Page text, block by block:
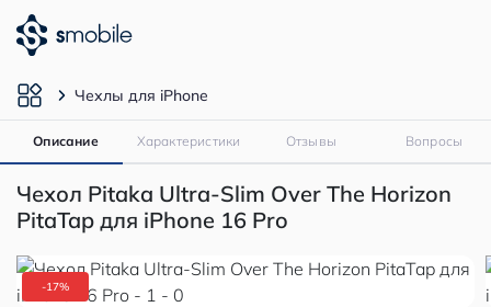
Чехлы для iPhone
Описание Характеристики Отзывы Вопросы
Чехол Pitaka Ultra-Slim Over The Horizon
PitaTap для iPhone 16 Pro
-17%